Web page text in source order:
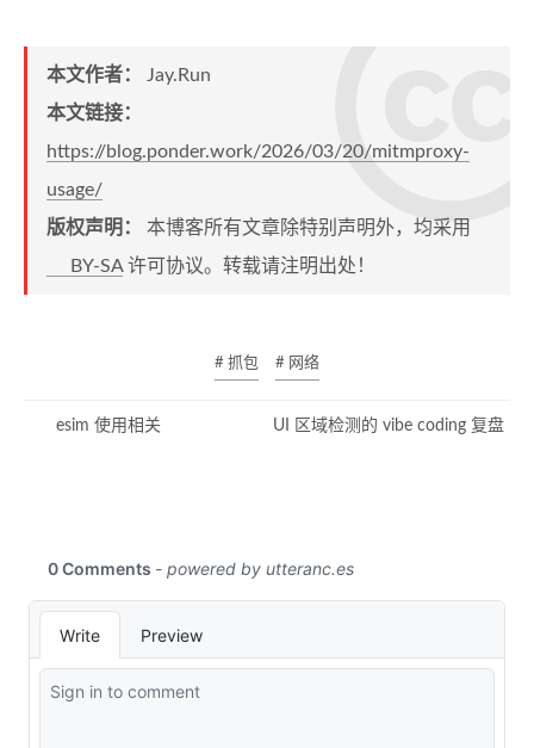
本文作者：
Jay.Run
本文链接：
https://blog.ponder.work/2026/03/20/mitmproxy-
usage/
版权声明： 本博客所有文章除特别声明外，均采用
BY-SA许可协议。转载请注明出处！
# 抓包 # 网络
esim 使用相关 UI 区域检测的 vibe coding 复盘